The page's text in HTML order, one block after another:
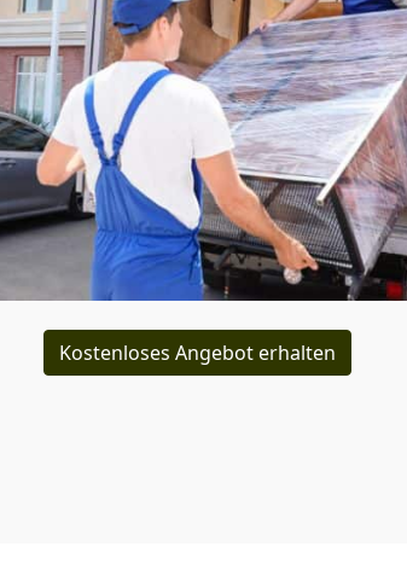
Kostenloses Angebot erhalten